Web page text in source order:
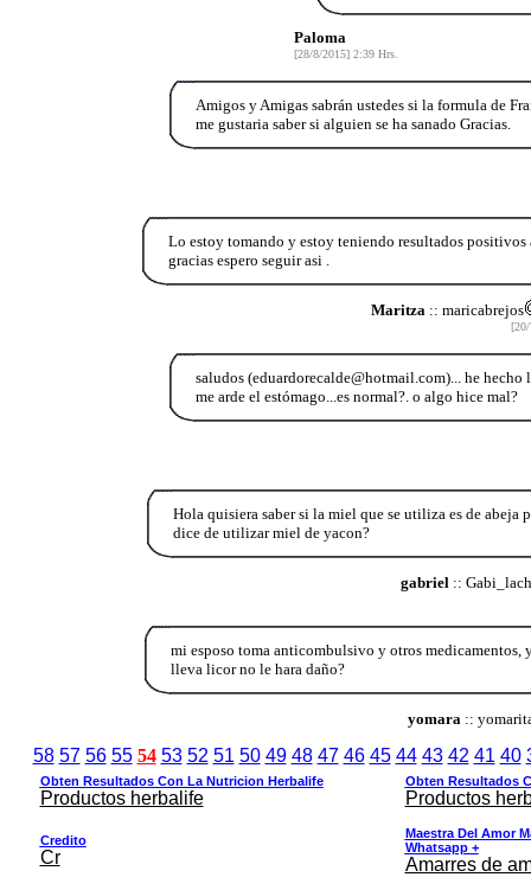
Paloma
[28/8/2015] 2:39 Hrs.
Amigos y Amigas sabrán ustedes si la formula de
me gustaria saber si alguien se ha sanado Gracias.
Lo estoy tomando y estoy teniendo resultados positivos
gracias espero seguir asi .
Maritza :: maricabrejos
saludos (eduardorecalde@hotmail.com)... he hecho
me arde el estómago...es normal?. o algo hice mal?
Hola quisiera saber si la miel que se utiliza es de abeja
dice de utilizar miel de yacon?
gabriel ::
mi esposo toma anticombulsivo y otros medicamentos,
lleva licor no le hara daño?
yomara ::
58 57 56 55 54 53 52 51 50 49 48 47 46 45 44 43 42 41 40
Obten Resultados Con La Nutricion Herbalife
Productos herbalife
Obten Resultados
Productos
Credito
Cr
Maestra Del Amor
Whatsapp +
Amarres de